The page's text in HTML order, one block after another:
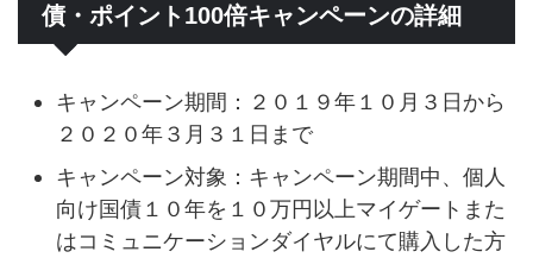
債・ポイント100倍キャンペーンの詳細
キャンペーン期間：２０１９年１０月３日から
２０２０年３月３１日まで
キャンペーン対象：キャンペーン期間中、個人
向け国債１０年を１０万円以上マイゲートまた
はコミュニケーションダイヤルにて購入した方